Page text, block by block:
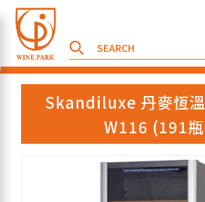
Skandiluxe 丹麥恆
W116 (191